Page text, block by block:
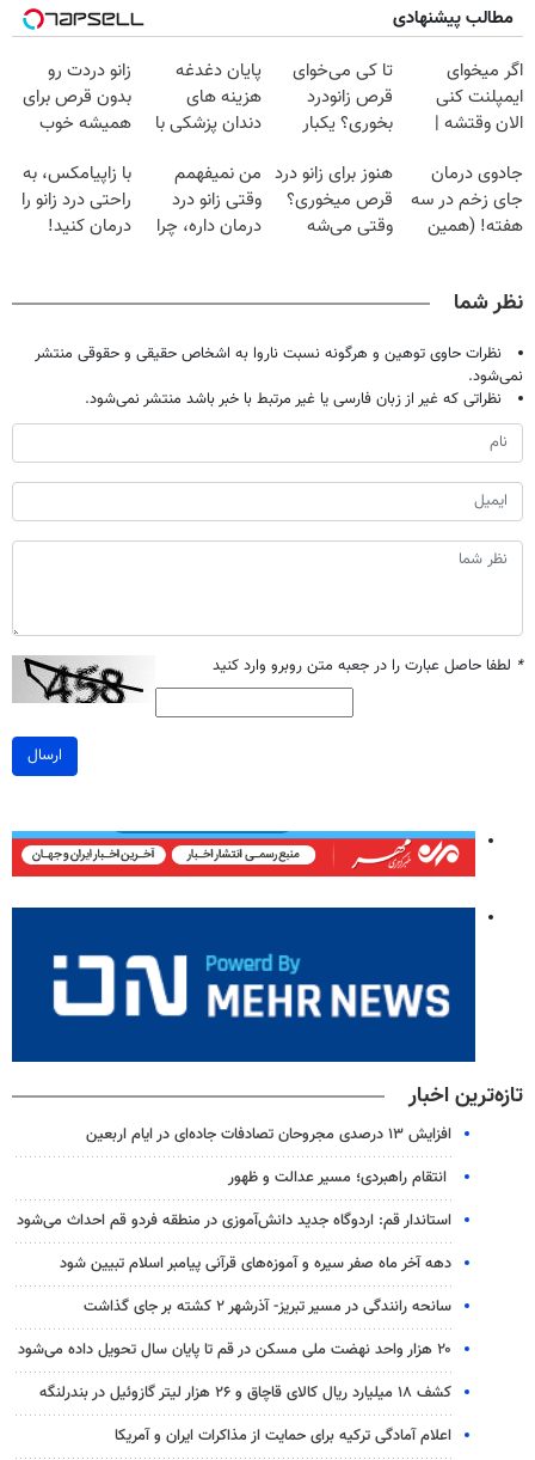
مطالب پیشنهادی
اگر میخوای
ایمپلنت کنی
الان وقتشه |
میلیون تومان!!!
تا کی می‌خوای
قرص زانودرد
بخوری؟ یکبار
کن
پایان دغدغه
هزینه های
دندان پزشکی با
خانگی
زانو دردت رو
بدون قرص برای
همیشه خوب
پرسش‌نامه)
جادوی درمان
جای زخم در سه
هفته! (همین
هنوز برای زانو درد
قرص میخوری؟
وقتی می‌شه
من نمیفهمم
وقتی زانو درد
درمان داره، چرا
با زاپیامکس، به
راحتی درد زانو را
درمان کنید!
نظر شما
نظرات حاوی توهین و هرگونه نسبت ناروا به اشخاص حقیقی و حقوقی منتشر
نمی‌شود.
نظراتی که غیر از زبان فارسی یا غیر مرتبط با خبر باشد منتشر نمی‌شود.
* لطفا حاصل عبارت را در جعبه متن روبرو وارد کنید
ارسال
تازه‌ترین اخبار
افزایش ۱۳ درصدی مجروحان تصادفات جاده‌ای در ایام اربعین
انتقام راهبردی؛ مسیر عدالت و ظهور
استاندار قم: اردوگاه جدید دانش‌آموزی در منطقه فردو قم احداث می‌شود
دهه آخر ماه صفر سیره و آموزه‌های قرآنی پیامبر اسلام تبیین شود
سانحه رانندگی در مسیر تبریز- آذرشهر ۲ کشته بر جای گذاشت
۲۰ هزار واحد نهضت ملی مسکن در قم تا پایان سال تحویل داده می‌شود
کشف ۱۸ میلیارد ریال کالای قاچاق و ۲۶ هزار لیتر گازوئیل در بندرلنگه
اعلام آمادگی ترکیه برای حمایت از مذاکرات ایران و آمریکا